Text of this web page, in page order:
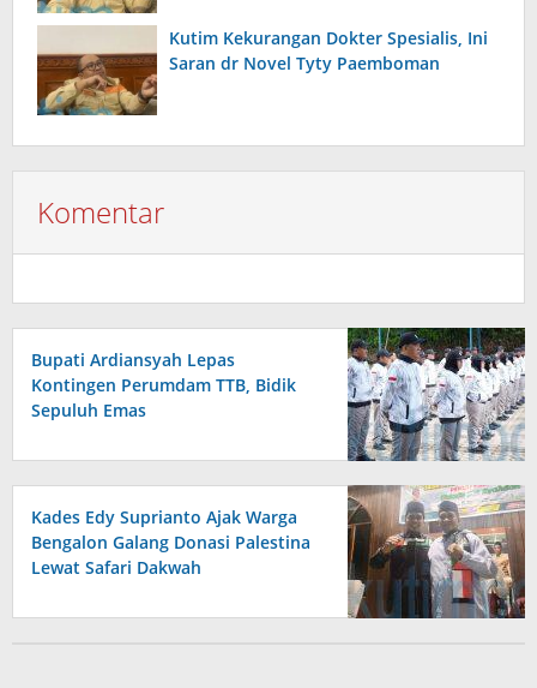
Kutim Kekurangan Dokter Spesialis, Ini
Saran dr Novel Tyty Paemboman
Komentar
Bupati Ardiansyah Lepas
Kontingen Perumdam TTB, Bidik
Sepuluh Emas
Kades Edy Suprianto Ajak Warga
Bengalon Galang Donasi Palestina
Lewat Safari Dakwah